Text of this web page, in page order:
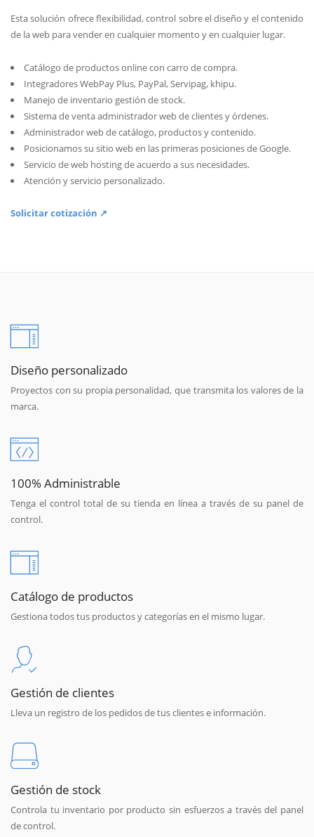
Esta solución ofrece flexibilidad, control sobre el diseño y el contenido
de la web para vender en cualquier momento y en cualquier lugar.
Catálogo de productos online con carro de compra.
Integradores WebPay Plus, PayPal, Servipag, khipu.
Manejo de inventario gestión de stock.
Sistema de venta administrador web de clientes y órdenes.
Administrador web de catálogo, productos y contenido.
Posicionamos su sitio web en las primeras posiciones de Google.
Servicio de web hosting de acuerdo a sus necesidades.
Atención y servicio personalizado.
Solicitar cotización ↗
Diseño personalizado
Proyectos con su propia personalidad, que transmita los valores de la
marca.
100% Administrable
Tenga el control total de su tienda en línea a través de su panel de
control.
Catálogo de productos
Gestiona todos tus productos y categorías en el mismo lugar.
Gestión de clientes
Lleva un registro de los pedidos de tus clientes e información.
Gestión de stock
Controla tu inventario por producto sin esfuerzos a través del panel
de control.